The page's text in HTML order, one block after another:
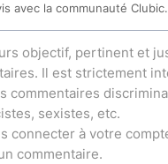
avec la communauté Clubic.